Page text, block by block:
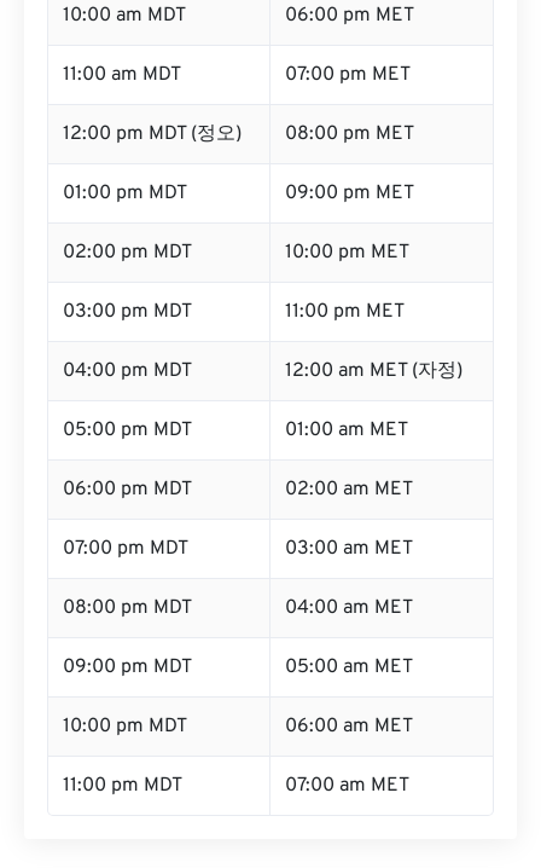
10:00 am MDT 06:00 pm MET
11:00 am MDT 07:00 pm MET
12:00 pm MDT (정오) 08:00 pm MET
01:00 pm MDT 09:00 pm MET
02:00 pm MDT 10:00 pm MET
03:00 pm MDT 11:00 pm MET
04:00 pm MDT 12:00 am MET (자정)
05:00 pm MDT 01:00 am MET
06:00 pm MDT 02:00 am MET
07:00 pm MDT 03:00 am MET
08:00 pm MDT 04:00 am MET
09:00 pm MDT 05:00 am MET
10:00 pm MDT 06:00 am MET
11:00 pm MDT 07:00 am MET